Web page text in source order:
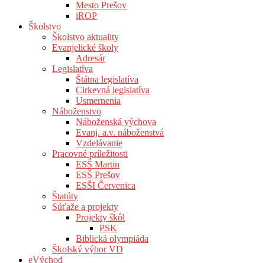
Mesto Prešov
iROP
Školstvo
Školstvo aktuality
Evanjelické školy
Adresár
Legislatíva
Štátna legislatíva
Cirkevná legislatíva
Usmernenia
Náboženstvo
Náboženská výchova
Evanj. a.v. náboženstvá
Vzdelávanie
Pracovné príležitosti
ESŠ Martin
ESŠ Prešov
ESŠI Červenica
Štatúty
Súťaže a projekty
Projekty škôl
PSK
Biblická olympiáda
Školský výbor VD
eVýchod